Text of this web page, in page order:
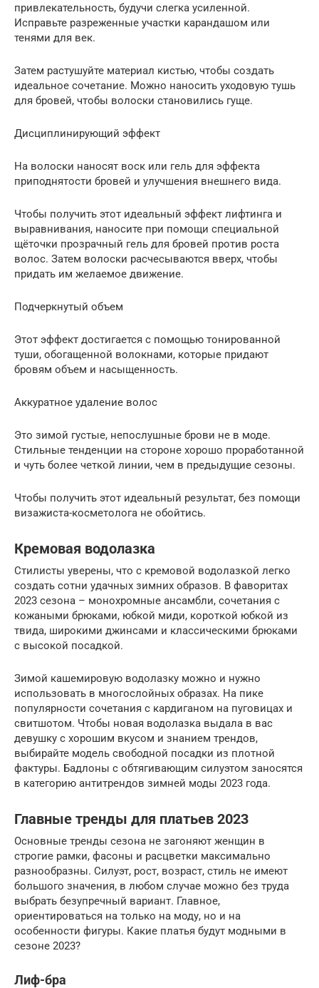
привлекательность, будучи слегка усиленной.
Исправьте разреженные участки карандашом или
тенями для век.
Затем растушуйте материал кистью, чтобы создать
идеальное сочетание. Можно наносить уходовую тушь
для бровей, чтобы волоски становились гуще.
Дисциплинирующий эффект
На волоски наносят воск или гель для эффекта
приподнятости бровей и улучшения внешнего вида.
Чтобы получить этот идеальный эффект лифтинга и
выравнивания, наносите при помощи специальной
щёточки прозрачный гель для бровей против роста
волос. Затем волоски расчесываются вверх, чтобы
придать им желаемое движение.
Подчеркнутый объем
Этот эффект достигается с помощью тонированной
туши, обогащенной волокнами, которые придают
бровям объем и насыщенность.
Аккуратное удаление волос
Это зимой густые, непослушные брови не в моде.
Стильные тенденции на стороне хорошо проработанной
и чуть более четкой линии, чем в предыдущие сезоны.
Чтобы получить этот идеальный результат, без помощи
визажиста-косметолога не обойтись.
Кремовая водолазка
Стилисты уверены, что с кремовой водолазкой легко
создать сотни удачных зимних образов. В фаворитах
2023 сезона – монохромные ансамбли, сочетания с
кожаными брюками, юбкой миди, короткой юбкой из
твида, широкими джинсами и классическими брюками
с высокой посадкой.
Зимой кашемировую водолазку можно и нужно
использовать в многослойных образах. На пике
популярности сочетания с кардиганом на пуговицах и
свитшотом. Чтобы новая водолазка выдала в вас
девушку с хорошим вкусом и знанием трендов,
выбирайте модель свободной посадки из плотной
фактуры. Бадлоны с обтягивающим силуэтом заносятся
в категорию антитрендов зимней моды 2023 года.
Главные тренды для платьев 2023
Основные тренды сезона не загоняют женщин в
строгие рамки, фасоны и расцветки максимально
разнообразны. Силуэт, рост, возраст, стиль не имеют
большого значения, в любом случае можно без труда
выбрать безупречный вариант. Главное,
ориентироваться на только на моду, но и на
особенности фигуры. Какие платья будут модными в
сезоне 2023?
Лиф-бра